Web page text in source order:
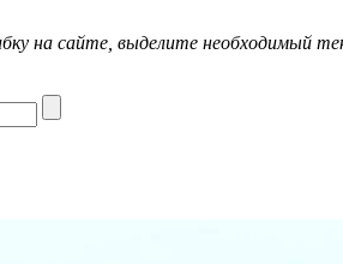
на сайте, выделите необходимый